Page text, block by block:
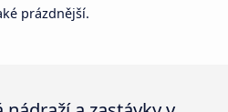
prázdnější.